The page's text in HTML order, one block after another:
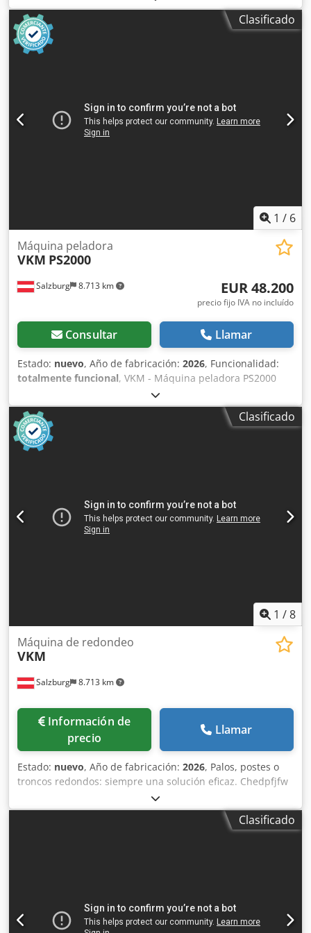
Potencia del motor de la cabeza de corte: 2,4 kW. Número
de cuchillas: 2. Csdpfjy Tx U Tex Ai Tjha
Clasificado
1 / 6
Salzburg 8.713 km
Máquina peladora
VKM PS2000
EUR 48.200
precio fijo IVA no incluído
Consultar Llamar
Estado: nuevo, Año de fabricación: 2026, Funcionalidad:
totalmente funcional, VKM - Máquina peladora PS2000
Diámetro de la madera: 40 – 200 mm Diámetro del disco
pelador: 458 mm Número de cuchillas peladoras: 8
Velocidad de avance: 5 – 15 m/min Consumo de aire
aprox.: 60 NL/min Velocidad del disco pelador: 1500 rpm
Potencia del motor del disco pelador: 15 kW Chedpfov Uxm
regulable eléctricamente mediante pedal, también
durante el funcionamiento.
Clasificado
1 /8
Salzburg 8.713 km
Máquina de redondeo
VKM
Información de
precio
Llamar
Estado: nuevo, Año de fabricación: 2026, Palos, postes o
troncos redondos: siempre una solución eficaz. Chedpfjfw
Ay Nex Ai Tja La fresadora de troncos redondos VKM, con
un diseño probado y eficaz. La innovación no se detiene, ni
siquiera en las fresadoras de troncos redondos. Nuestras
precisión milimétrica para cada tipo de tronco. Tecnología:
Todos los pares de rodillos se controlan mediante una isla
Clasificado